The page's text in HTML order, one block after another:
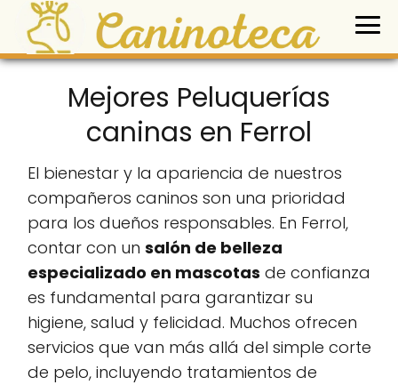
Mejores Peluquerías
caninas en Ferrol
El bienestar y la apariencia de nuestros
compañeros caninos son una prioridad
para los dueños responsables. En Ferrol,
contar con un salón de belleza
especializado en mascotas de confianza
es fundamental para garantizar su
higiene, salud y felicidad. Muchos ofrecen
servicios que van más allá del simple corte
de pelo, incluyendo tratamientos de